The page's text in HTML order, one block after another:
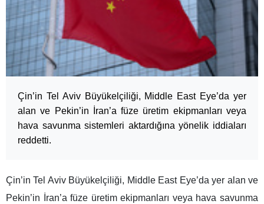
Çin’in Tel Aviv Büyükelçiliği, Middle East Eye’da yer
alan ve Pekin’in İran’a füze üretim ekipmanları veya
hava savunma sistemleri aktardığına yönelik iddiaları
reddetti.
Çin’in Tel Aviv Büyükelçiliği, Middle East Eye’da yer alan ve
Pekin’in İran’a füze üretim ekipmanları veya hava savunma